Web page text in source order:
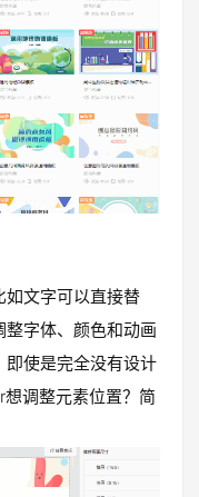
如文字可以直接替
字体、颜色和动画
使是完全没有设计
调整元素位置？简